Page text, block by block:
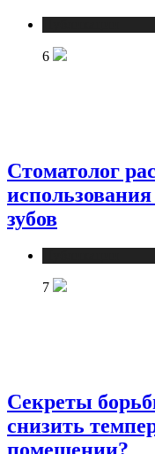
6
Стоматолог
зубов
7
Секреты
снизить
помещении?